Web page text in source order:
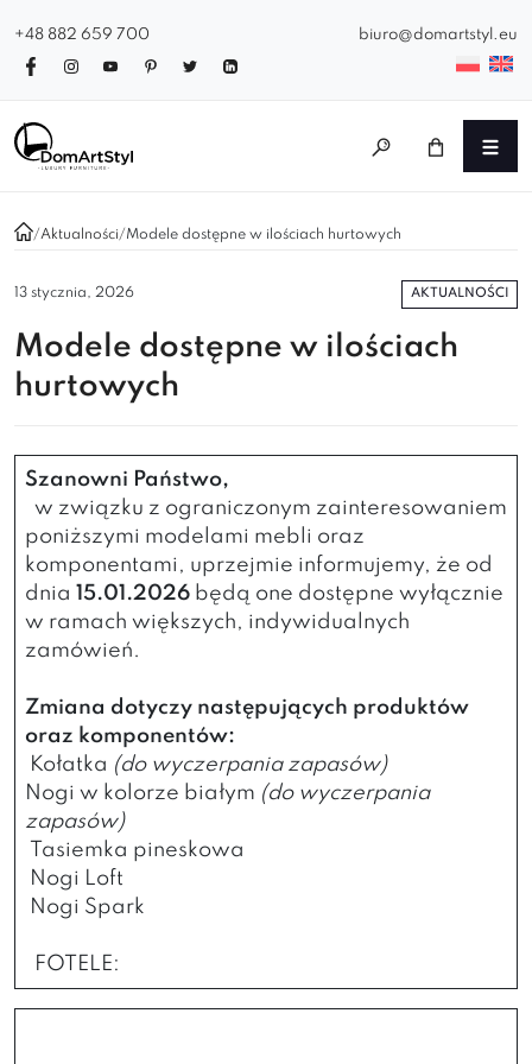
+48 882 659 700 biuro@domartstyl.eu
/Aktualności/Modele dostępne w ilościach hurtowych
13 stycznia, 2026 AKTUALNOŚCI
Modele dostępne w ilościach
hurtowych
Szanowni Państwo,
w związku z ograniczonym zainteresowaniem
poniższymi modelami mebli oraz
komponentami, uprzejmie informujemy, że od
dnia 15.01.2026 będą one dostępne wyłącznie
w ramach większych, indywidualnych
zamówień.
Zmiana dotyczy następujących produktów
oraz komponentów:
Kołatka (do wyczerpania zapasów)
Nogi w kolorze białym (do wyczerpania
zapasów)
Tasiemka pineskowa
Nogi Loft
Nogi Spark
FOTELE: